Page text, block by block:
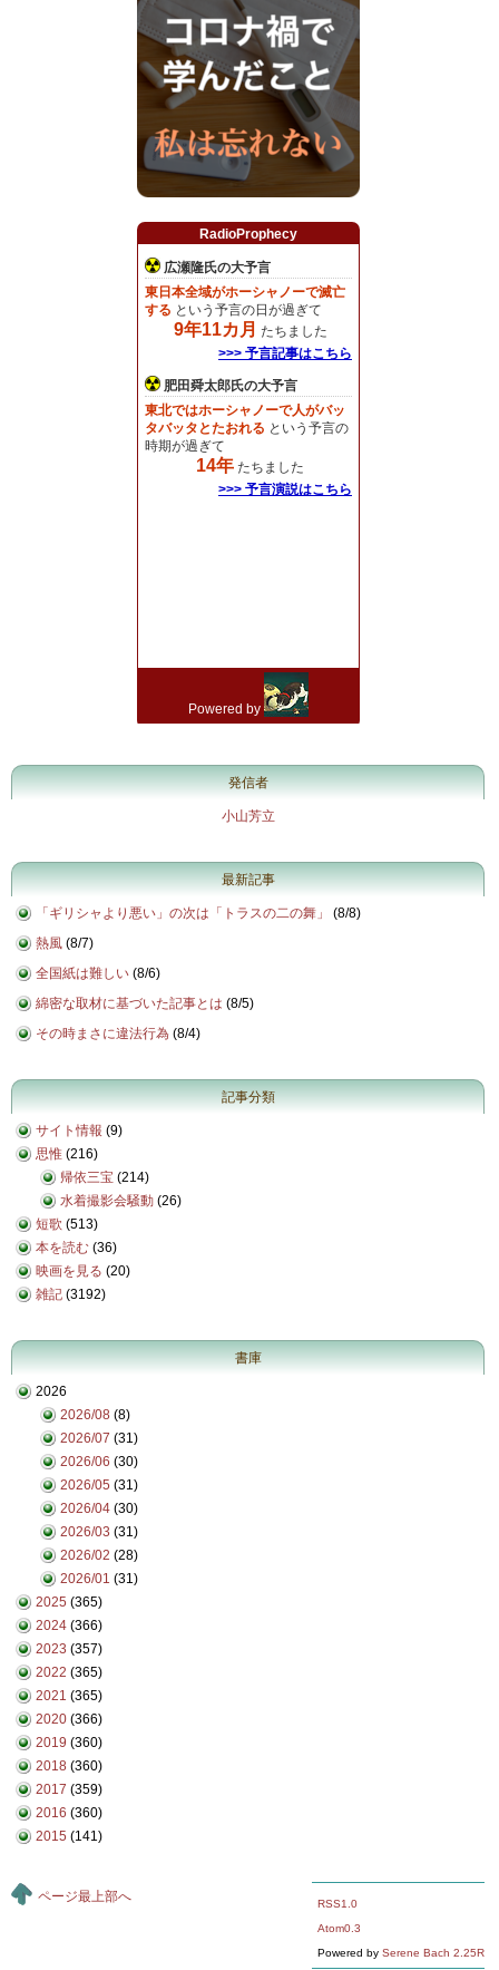
発信者
小山芳立
最新記事
「ギリシャより悪い」の次は「トラスの二の舞」 (8/8)
熱風 (8/7)
全国紙は難しい (8/6)
綿密な取材に基づいた記事とは (8/5)
その時まさに違法行為 (8/4)
記事分類
サイト情報 (9)
思惟 (216)
帰依三宝 (214)
水着撮影会騒動 (26)
短歌 (513)
本を読む (36)
映画を見る (20)
雑記 (3192)
書庫
2026
2026/08 (8)
2026/07 (31)
2026/06 (30)
2026/05 (31)
2026/04 (30)
2026/03 (31)
2026/02 (28)
2026/01 (31)
2025 (365)
2024 (366)
2023 (357)
2022 (365)
2021 (365)
2020 (366)
2019 (360)
2018 (360)
2017 (359)
2016 (360)
2015 (141)
RSS1.0
Atom0.3
Powered by Serene Bach 2.25R
ページ最上部へ